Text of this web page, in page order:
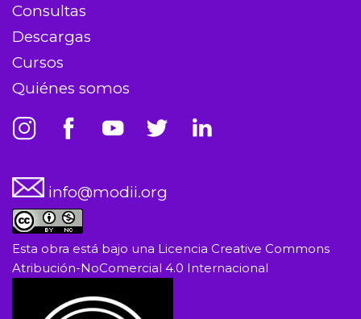
Consultas
Descargas
Cursos
Quiénes somos
info@modii.org
Esta obra está bajo una Licencia Creative Commons
Atribución-NoComercial 4.0 Internacional